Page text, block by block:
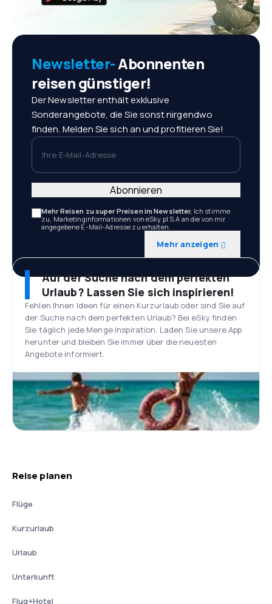
Newsletter-Abonnenten
reisen günstiger!
Der Newsletter enthält exklusive
Sonderangebote, die Sie sonst nirgendwo
finden. Melden Sie sich an und profitieren Sie!
Ihre E-Mail-Adresse
Mehr Reisen zu super Preisen im Newsletter. Ich stimme
zu, Marketinginformationen von eSky.pl S.A an die von mir
angegebene E-Mail-Adresse zu erhalten.
Mehr anzeigen
Abonnieren
Auf der Suche nach dem perfekten
Urlaub? Lassen Sie sich inspirieren!
Fehlen Ihnen Ideen für einen Kurzurlaub oder sind Sie auf
der Suche nach dem perfekten Urlaub? Bei eSky finden
Sie täglich jede Menge Inspiration. Laden Sie unsere App
herunter und bleiben Sie immer über die neuesten
Angebote informiert.
Reise planen
Flüge
Kurzurlaub
Urlaub
Unterkunft
Flug+Hotel